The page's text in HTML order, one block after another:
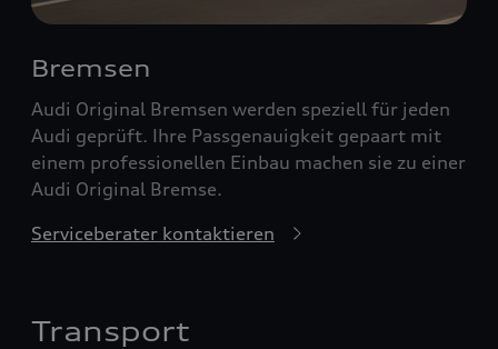
Bremsen
Audi Original Bremsen werden speziell für jeden
Audi geprüft. Ihre Passgenauigkeit gepaart mit
einem professionellen Einbau machen sie zu einer
Audi Original Bremse.
Serviceberater kontaktieren
Transport